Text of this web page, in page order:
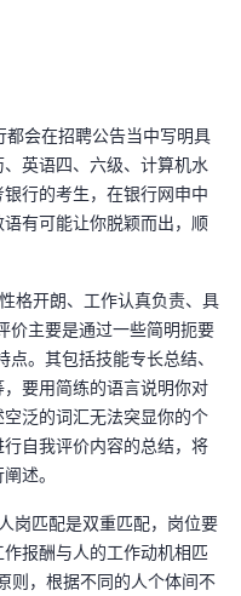
会在招聘公告当中写明具
英语四、六级、计算机水
行的考生，在银行网申中
有可能让你脱颖而出，顺
格开朗、工作认真负责、具
价主要是通过一些简明扼要
。其包括技能专长总结、
要用简练的语言说明你对
泛的词汇无法突显你的个
自我评价内容的总结，将
述。
岗匹配是双重匹配，岗位要
报酬与人的工作动机相匹
则，根据不同的人个体间不